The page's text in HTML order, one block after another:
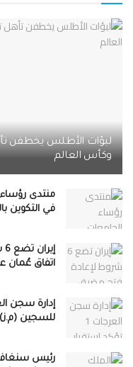
لبؤات الأطلس يخطفن
وكأس العالم
منتدى
في التكوين
اتفاق
للسجين (م.ز)
رئيس